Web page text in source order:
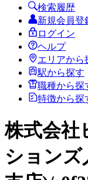
検索履歴
新規会員登
ログイン
ヘルプ
エリアから
駅から探す
職種から探
特徴から探
株式会社
ションズ